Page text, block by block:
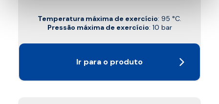
Temperatura máxima de exercício: 95 °C.
Pressão máxima de exercício: 10 bar
Ir para o produto